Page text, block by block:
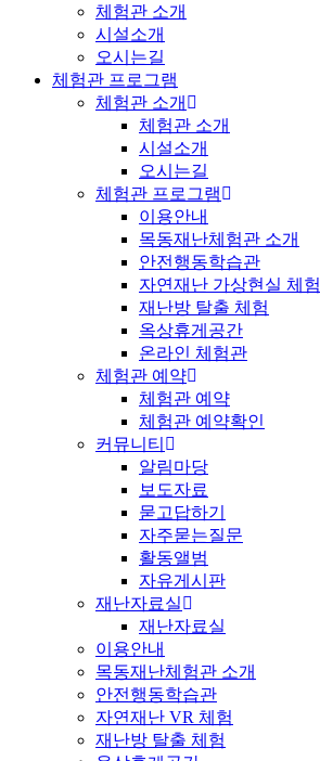
체험관 소개
시설소개
오시는길
체험관 프로그램
체험관 소개
체험관 소개
시설소개
오시는길
체험관 프로그램
이용안내
목동재난체험관 소개
안전행동학습관
자연재난 가상현실 체험
재난방 탈출 체험
옥상휴게공간
온라인 체험관
체험관 예약
체험관 예약
체험관 예약확인
커뮤니티
알림마당
보도자료
묻고답하기
자주묻는질문
활동앨범
자유게시판
재난자료실
재난자료실
이용안내
목동재난체험관 소개
안전행동학습관
자연재난 VR 체험
재난방 탈출 체험